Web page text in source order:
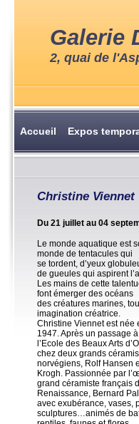
Galerie
2, quai de
Accueil Expos
Christine Viennet
Du 21 juillet au 04
Le monde aquatique est
monde de tentacules qui
se tordent, d’yeux
de gueules qui aspirent
Les mains de cette
font émerger des océans
des créatures marines,
imagination créatrice.
Christine Viennet est née
1947. Après un passage à
l’Ecole des Beaux Arts
chez deux grands
norvégiens, Rolf Hansen
Krogh. Passionnée par
grand céramiste français
Renaissance, Bernard
avec exubérance, vases,
sculptures…animés de